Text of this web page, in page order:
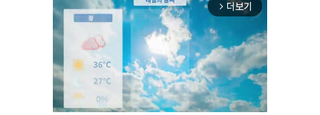
arrow_forward_ios 더보기